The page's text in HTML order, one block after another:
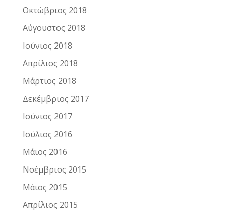
Οκτώβριος 2018
Αύγουστος 2018
Ιούνιος 2018
Απρίλιος 2018
Μάρτιος 2018
Δεκέμβριος 2017
Ιούνιος 2017
Ιούλιος 2016
Μάιος 2016
Νοέμβριος 2015
Μάιος 2015
Απρίλιος 2015